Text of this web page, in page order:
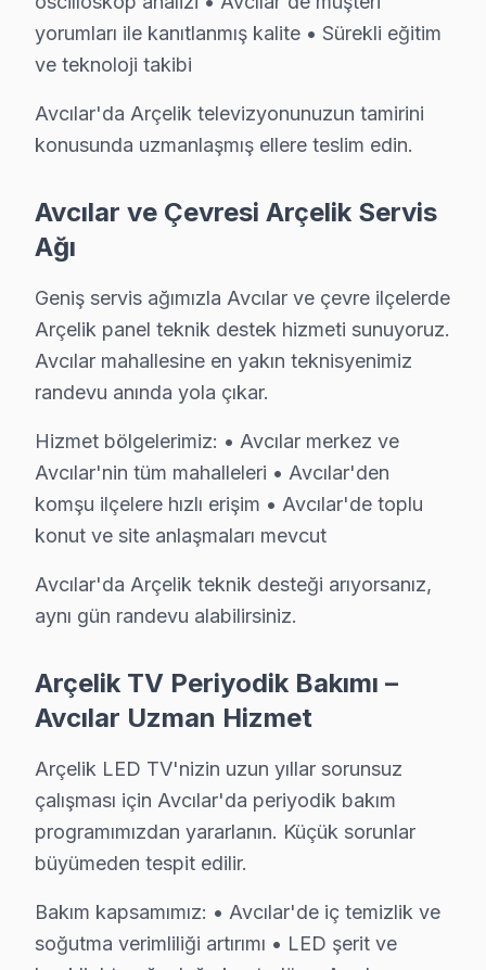
Avcılar'de Arçelik servis kapsamımız İstanbul
İstanbul Üniversitesi yakınındaki Arçelik
Avcılar Arçelik TV Servisi – Sık Sorulan
C: Avcılar'de arıza türüne göre değişir: Avcılar
S: Fabrika Servis Arçelik yetkili servisi midir?
C: Avcılar'de resmi anlamda marka yetkili servisi
S: Avcılar'de orijinal mi yoksa yan sanayi parça mı
C: servisimizde yalnızca orijinal ve OEM eşdeğeri
S: Avcılar'de Arçelik televizyon paneli tamiri ne kadar
C: Avcılar'de yazılım ve güç sorunları genellikle
S: Avcılar'de arıza tespiti ücretsiz mi?
C: Evet, Avcılar'de tamamen ücretsizdir. Teklif
S: Avcılar'de kapıya servis geliyor mu?
S: Avcılar'de bu marka Smart televizyon yazılım
S: Avcılar'de Arçelik ekran'lerde en sık karşılaşılan
C: Avcılar servisimizde Arçelik HDMI port okumama
C: Avcılar'de Arçelik A65 OLED panel modelinde
S: Avcılar'de Arçelik görüntüleme sistemi Smart
C: Avcılar servisimize başvurmadan önce şunları
Avcılar'de Arçelik Hizmete Nasıl Ulaşılır?
Avcılar sakinleri için Arçelik televizyon servisi her an
yorumları ile kanıtlanmış kalite • Sürekli eğitim
ve teknoloji takibi
Avcılar'da Arçelik televizyonunuzun tamirini
konusunda uzmanlaşmış ellere teslim edin.
Avcılar ve Çevresi Arçelik Servis
Ağı
Geniş servis ağımızla Avcılar ve çevre ilçelerde
Arçelik panel teknik destek hizmeti sunuyoruz.
Avcılar mahallesine en yakın teknisyenimiz
randevu anında yola çıkar.
Hizmet bölgelerimiz: • Avcılar merkez ve
Avcılar'nin tüm mahalleleri • Avcılar'den
komşu ilçelere hızlı erişim • Avcılar'de toplu
konut ve site anlaşmaları mevcut
Avcılar'da Arçelik teknik desteği arıyorsanız,
aynı gün randevu alabilirsiniz.
Arçelik TV Periyodik Bakımı –
Avcılar Uzman Hizmet
Arçelik LED TV'nizin uzun yıllar sorunsuz
çalışması için Avcılar'da periyodik bakım
programımızdan yararlanın. Küçük sorunlar
büyümeden tespit edilir.
Bakım kapsamımız: • Avcılar'de iç temizlik ve
soğutma verimliliği artırımı • LED şerit ve